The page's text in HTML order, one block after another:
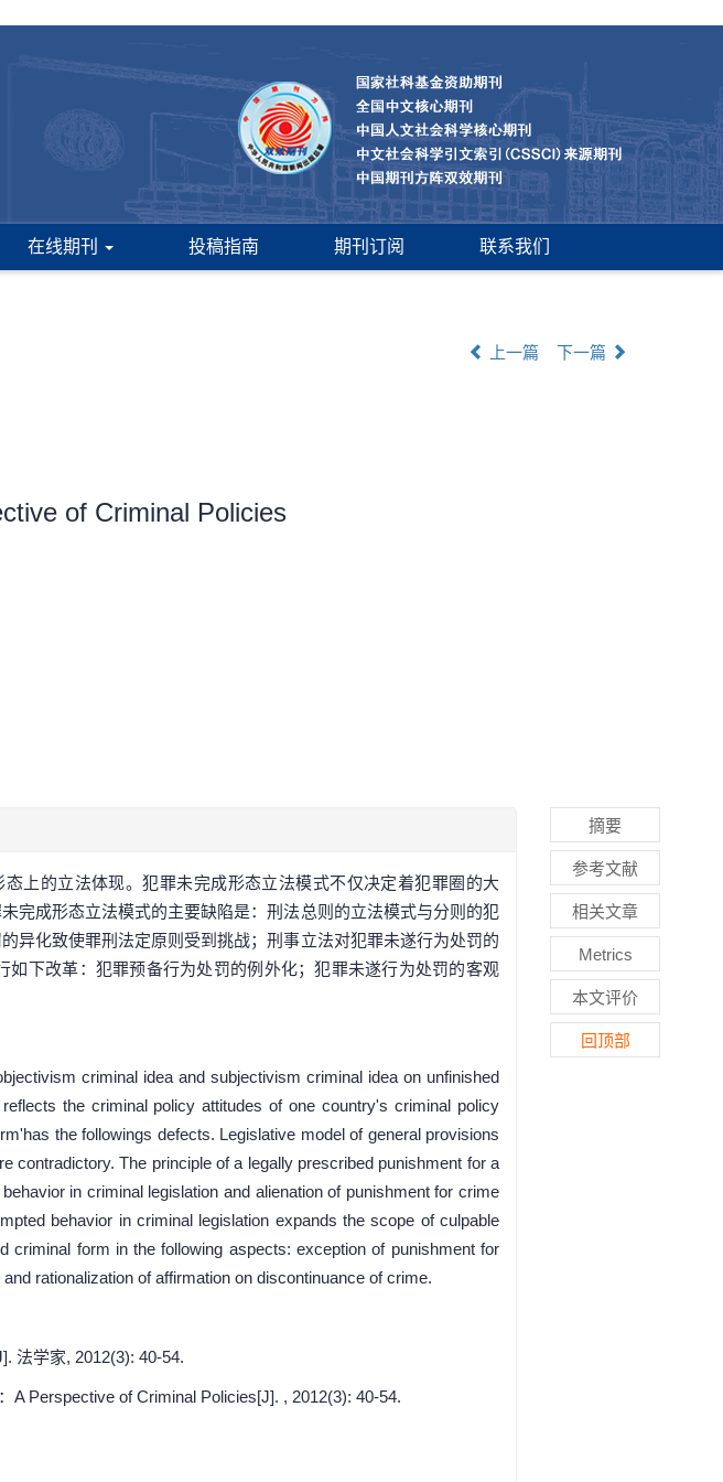
在线期刊 投稿指南 期刊订阅 联系我们
上一篇 下一篇
of Criminal Policies
上的立法体现。犯罪未完成形态立法模式不仅决定着犯罪圈的大
完成形态立法模式的主要缺陷是：刑法总则的立法模式与分则的犯
异化致使罪刑法定原则受到挑战；刑事立法对犯罪未遂行为处罚的
下改革：犯罪预备行为处罚的例外化；犯罪未遂行为处罚的客观
criminal idea and subjectivism criminal idea on unfinished
the criminal policy attitudes of one country's criminal policy
the followings defects. Legislative model of general provisions
contradictory. The principle of a legally prescribed punishment for a
in criminal legislation and alienation of punishment for crime
behavior in criminal legislation expands the scope of culpable
criminal form in the following aspects: exception of punishment for
rationalization of affirmation on discontinuance of crime.
法学家, 2012(3): 40-54.
A Perspective of Criminal Policies[J]. , 2012(3): 40-54.
摘要
参考文献
相关文章
Metrics
本文评价
回顶部